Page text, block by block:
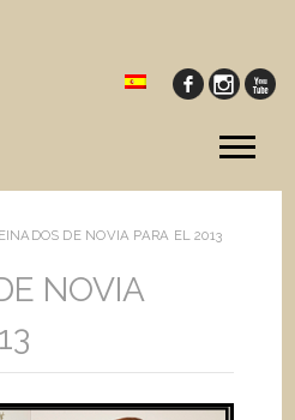
DE NOVIA PARA EL 2013
NOVIA